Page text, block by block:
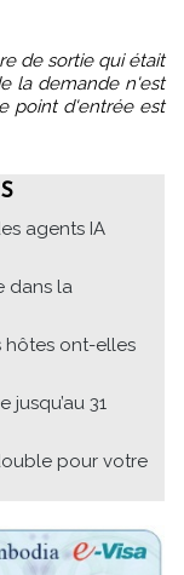
de sortie qui était
la demande n'est
point d'entrée est
agents IA
dans la
hôtes ont-elles
31
pour votre